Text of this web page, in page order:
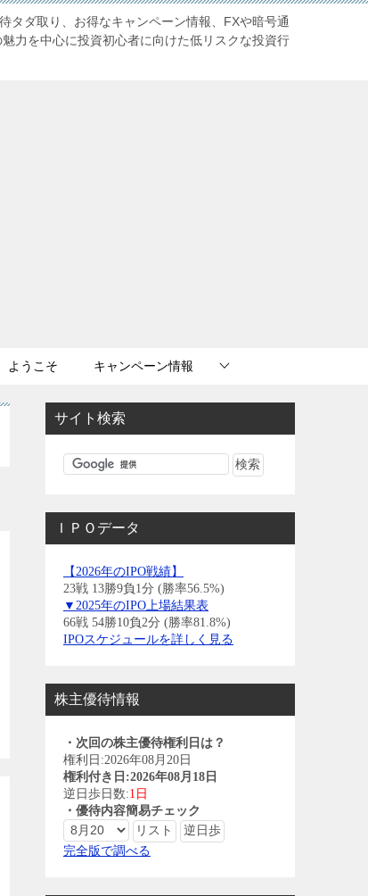
タダ取り、お得なキャンペーン情報、FXや暗号通
力を中心に投資初心者に向けた低リスクな投資行
ようこそ キャンペーン情報
サイト検索
ＩＰＯデータ
【2026年のIPO戦績】
23戦 13勝9負1分 (勝率56.5%)
▼2025年のIPO上場結果表
66戦 54勝10負2分 (勝率81.8%)
IPOスケジュールを詳しく見る
株主優待情報
・次回の株主優待権利日は？
権利日:2026年08月20日
権利付き日:2026年08月18日
逆日歩日数:1日
・優待内容簡易チェック
完全版で調べる